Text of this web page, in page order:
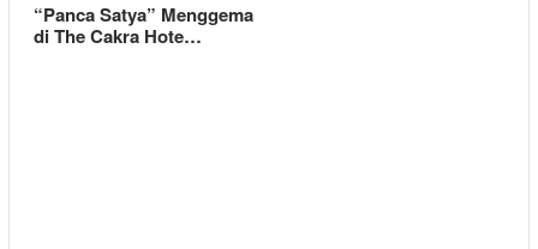
“Panca Satya” Menggema
di The Cakra Hote…